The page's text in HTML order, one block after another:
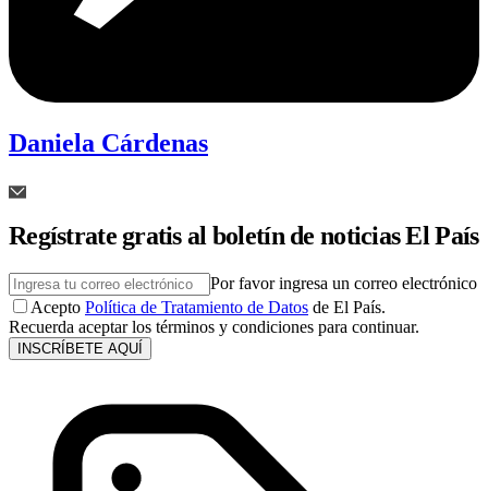
Daniela Cárdenas
Regístrate gratis al boletín de noticias El País
Por favor ingresa un correo electrónico
Acepto Política de Tratamiento de Datos de El País.
Recuerda aceptar los términos y condiciones para continuar.
INSCRÍBETE AQUÍ